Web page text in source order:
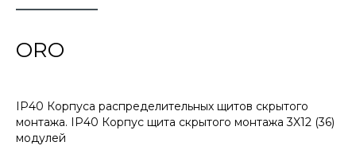
ORO
IP40 Корпуса распределительных щитов скрытого
монтажа. IP40 Корпус щита скрытого монтажа 3X12 (36)
модулей